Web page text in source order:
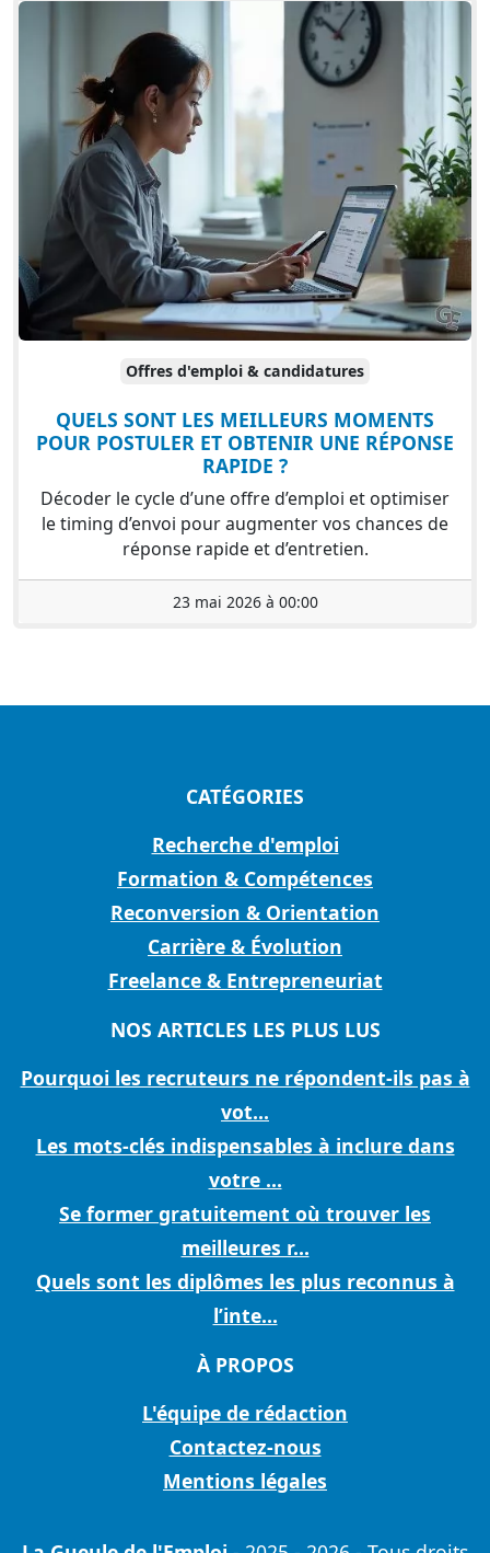
Offres d'emploi & candidatures
QUELS SONT LES MEILLEURS MOMENTS
POUR POSTULER ET OBTENIR UNE RÉPONSE
RAPIDE ?
Décoder le cycle d’une offre d’emploi et optimiser
le timing d’envoi pour augmenter vos chances de
réponse rapide et d’entretien.
23 mai 2026 à 00:00
CATÉGORIES
Recherche d'emploi
Formation & Compétences
Reconversion & Orientation
Carrière & Évolution
Freelance & Entrepreneuriat
NOS ARTICLES LES PLUS LUS
Pourquoi les recruteurs ne répondent-ils pas à
vot...
Les mots-clés indispensables à inclure dans
votre ...
Se former gratuitement où trouver les
meilleures r...
Quels sont les diplômes les plus reconnus à
l’inte...
À PROPOS
L'équipe de rédaction
Contactez-nous
Mentions légales